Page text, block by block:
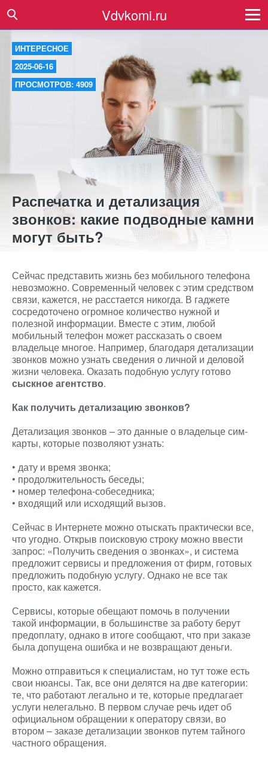
Vdvkomi.ru
ИНТЕРЕСНОЕ
2025-06-16
ПРОСМОТРОВ: 4909
Распечатка и детализация
звонков: какие подводные камни
могут быть?
Сейчас представить жизнь без мобильного телефона
невозможно. Современный человек с этим средством
связи, кажется, не расстается никогда. В гаджете
сосредоточено огромное количество нужной и
полезной информации. Вместе с этим, любой
мобильный телефон может рассказать о своем
владельце многое. Например, благодаря детализации
звонков можно узнать сведения о личной и деловой
жизни человека. Оказать подобную услугу готово
сыскное агентство.
Как получить детализацию звонков?
Детализация звонков – это данные о владельце сим-
карты, которые позволяют узнать:
• дату и время звонка;
• продолжительность беседы;
• номер телефона-собеседника;
• входящий или исходящий вызов.
Сейчас в Интернете можно отыскать практически все,
что угодно. Открыв поисковую строку можно ввести
запрос: «Получить сведения о звонках», и система
предложит сервисы и предложения от фирм, готовых
предложить подобную услугу. Однако не все так
просто, как кажется.
Сервисы, которые обещают помочь в получении
такой информации, в большинстве за работу берут
предоплату, однако в итоге сообщают, что при заказе
была допущена ошибка и не возвращают деньги.
Можно отправиться к специалистам, но тут тоже есть
свои нюансы. Так, все они делятся на две категории:
те, что работают легально и те, которые предлагает
услуги нелегально. В первом случае речь идет об
официальном обращении к оператору связи, во
втором – заказе детализации звонков путем тайного
частного обращения.